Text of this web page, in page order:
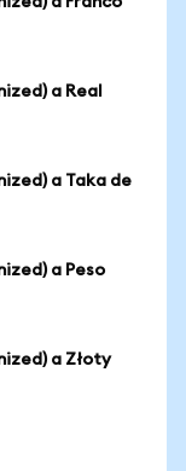
a Real
a Taka de
a Peso
a Złoty